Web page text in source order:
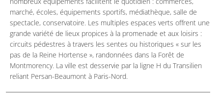
marché, écoles, équipements sportifs, médiathèque, salle de
spectacle, conservatoire. Les multiples espaces verts offrent une
grande variété de lieux propices à la promenade et aux loisirs :
circuits pédestres à travers les sentes ou historiques « sur les
pas de la Reine Hortense », randonnées dans la Forêt de
Montmorency. La ville est desservie par la ligne H du Transilien
reliant Persan-Beaumont à Paris-Nord.